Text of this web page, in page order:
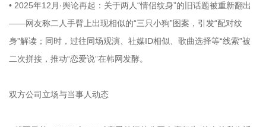
• 2025年12月·舆论再起：关于两人“情侣纹身”的旧话题被重新翻出
——网友称二人手臂上出现相似的“三只小狗”图案，引发“配对纹
身”解读；同时，过往同场观演、社媒ID相似、歌曲选择等“线索”被
二次拼接，推动“恋爱说”在韩网发酵。
双方公司立场与当事人动态